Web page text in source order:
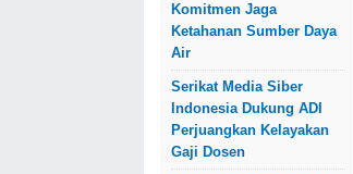
Komitmen Jaga
Ketahanan Sumber Daya
Air
Serikat Media Siber
Indonesia Dukung ADI
Perjuangkan Kelayakan
Gaji Dosen